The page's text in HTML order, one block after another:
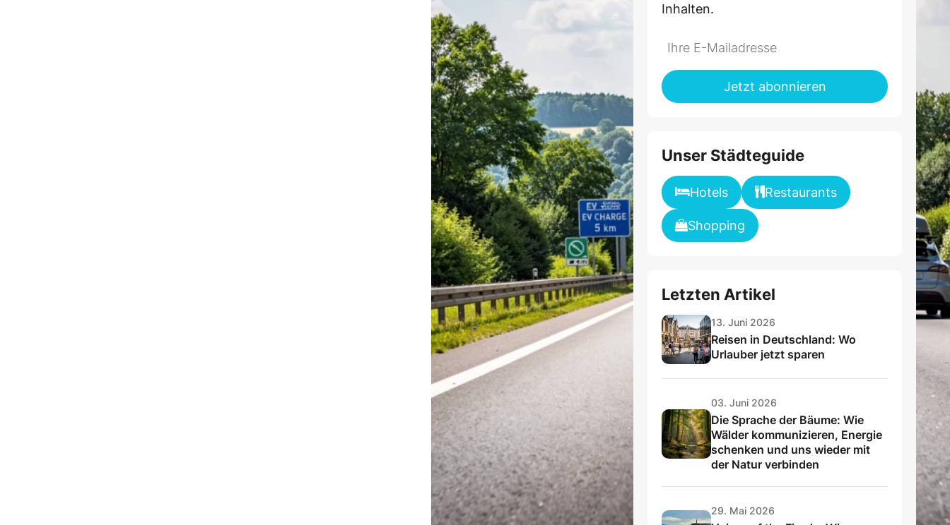
Inhalten.
Do
fill
this
*Ihre
Mailadresse:Jetzt abonnieren
Unser Städteguide
Hotels Restaurants
Shopping
Letzten Artikel
13. Juni 2026
Reisen in Deutschland: Wo
Urlauber jetzt sparen
03. Juni 2026
Die Sprache der Bäume: Wie
Wälder kommunizieren, Energie
schenken und uns wieder mit
der Natur verbinden
29. Mai 2026